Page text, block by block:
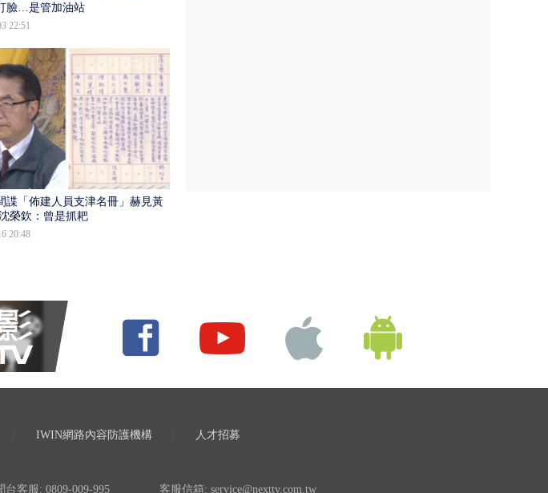
臉…是管加油站
22:51
諜「佈建人員支津名冊」赫見黃
榮欽：曾是抓耙
20:48
IWIN網路內容防護機構 人才招募
台客服: 0809-009-995 客服信箱: service@nexttv.com.tw